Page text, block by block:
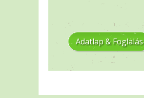
Adatlap & Foglalás